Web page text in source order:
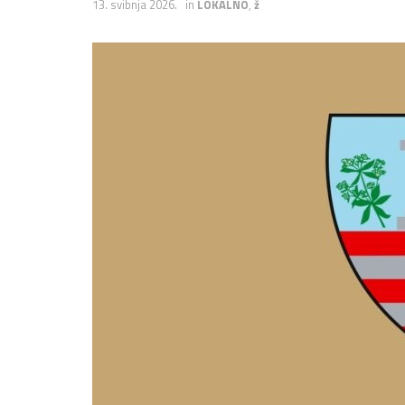
13. svibnja 2026. in LOKALNO, ž